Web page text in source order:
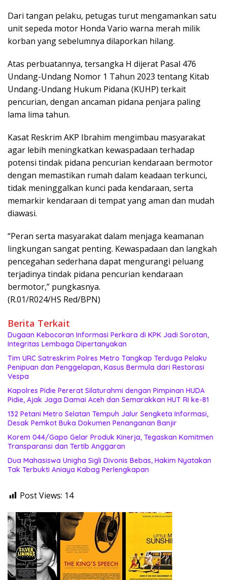
Dari tangan pelaku, petugas turut mengamankan satu
unit sepeda motor Honda Vario warna merah milik
korban yang sebelumnya dilaporkan hilang.
Atas perbuatannya, tersangka H dijerat Pasal 476
Undang-Undang Nomor 1 Tahun 2023 tentang Kitab
Undang-Undang Hukum Pidana (KUHP) terkait
pencurian, dengan ancaman pidana penjara paling
lama lima tahun.
Kasat Reskrim AKP Ibrahim mengimbau masyarakat
agar lebih meningkatkan kewaspadaan terhadap
potensi tindak pidana pencurian kendaraan bermotor
dengan memastikan rumah dalam keadaan terkunci,
tidak meninggalkan kunci pada kendaraan, serta
memarkir kendaraan di tempat yang aman dan mudah
diawasi.
“Peran serta masyarakat dalam menjaga keamanan
lingkungan sangat penting. Kewaspadaan dan langkah
pencegahan sederhana dapat mengurangi peluang
terjadinya tindak pidana pencurian kendaraan
bermotor,” pungkasnya.
(R.01/R024/HS Red/BPN)
Berita Terkait
Dugaan Kebocoran Informasi Perkara di KPK Jadi Sorotan,
Integritas Lembaga Dipertanyakan
Tim URC Satreskrim Polres Metro Tangkap Terduga Pelaku
Penipuan dan Penggelapan, Kasus Bermula dari Restorasi
Vespa
Kapolres Pidie Pererat Silaturahmi dengan Pimpinan HUDA
Pidie, Ajak Jaga Damai Aceh dan Semarakkan HUT RI ke-81
132 Petani Metro Selatan Tempuh Jalur Sengketa Informasi,
Desak Pemkot Buka Dokumen Penanganan Banjir
Korem 044/Gapo Gelar Produk Kinerja, Tegaskan Komitmen
Transparansi dan Tertib Anggaran
Dua Mahasiswa Unigha Sigli Divonis Bebas, Hakim Nyatakan
Tak Terbukti Aniaya Kabag Perlengkapan
Post Views: 14